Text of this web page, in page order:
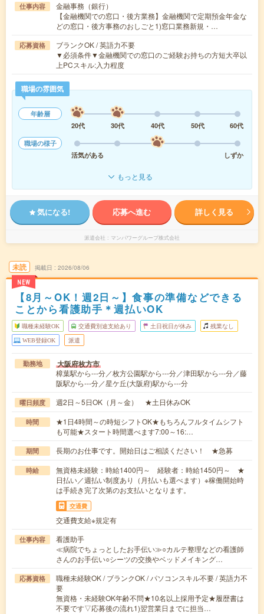
仕事内容
金融事務（銀行）
【金融機関での窓口・後方業務】金融機関で定期預金年金な
どの窓口・後方事務のおしごと1)窓口業務新規・…
応募資格
ブランクOK / 英語力不要
▼必須条件▼金融機関での窓口のご経験お持ちの方短大卒以
上PCスキル:入力程度
職場の雰囲気
年齢層
20代
30代 40代 50代
60代
職場の様子
活気がある
しずか
もっと見る
気になる! 応募へ進む 詳しく見る
派遣会社 マンパワーグループ株式会社
未読
NEW
掲載日 2026/08/06
【8月～OK！週2日～】食事の準備などできる
ことから看護助手＊週払いOK
職種未経験OK 交通費別途支給あり 土日祝日が休み 残業なし
WEB登録OK 派遣
勤務地 大阪府枚方市
樟葉駅から---分／枚方公園駅から---分／津田駅から---分／藤
阪駅から---分／星ケ丘(大阪府)駅から---分
曜日頻度 週2日～5日OK（月～金） ★土日休みOK
時間
★1日4時間～の時短シフトOK★もちろんフルタイムシフト
も可能★スタート時間選べます7:00～16:…
期間 長期のお仕事です。開始日はご相談ください！ ★急募
時給
無資格未経験：時給1400円～ 経験者：時給1450円～ ★
日払い／週払い制度あり（月払いも選べます）※稼働開始時
は手続き完了次第のお支払いとなります。
交通費
交通費支給※規定有
仕事内容
看護助手
≪病院でちょっとしたお手伝い≫○カルテ整理などの看護師
さんのお手伝い○シーツの交換やベッドメイキング…
応募資格
職種未経験OK / ブランクOK / パソコンスキル不要 / 英語力不
要
無資格・未経験OK年齢不問★10名以上採用予定★履歴書は
不要です▽応募後の流れ1)翌営業日までに担当…